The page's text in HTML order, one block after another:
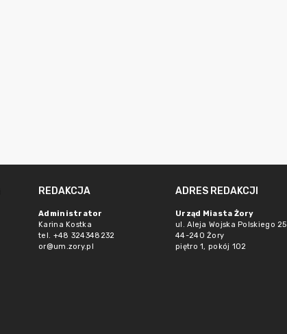
REDAKCJA
Administrator
Karina Kostka
tel. +48 324348232
or@um.zory.pl
ADRES REDAKCJI
Urząd Miasta Żory
ul. Aleja Wojska Polskiego 25
44-240 Żory
piętro 1, pokój 102